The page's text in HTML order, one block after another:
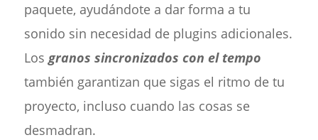
paquete, ayudándote a dar forma a tu
sonido sin necesidad de plugins adicionales.
Los granos sincronizados con el tempo
también garantizan que sigas el ritmo de tu
proyecto, incluso cuando las cosas se
desmadran.